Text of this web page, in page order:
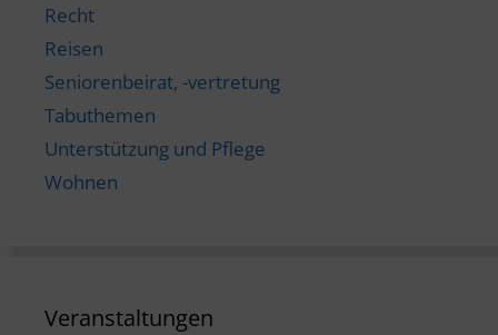
Recht
Reisen
Seniorenbeirat, -vertretung
Tabuthemen
Unterstützung und Pflege
Wohnen
Veranstaltungen